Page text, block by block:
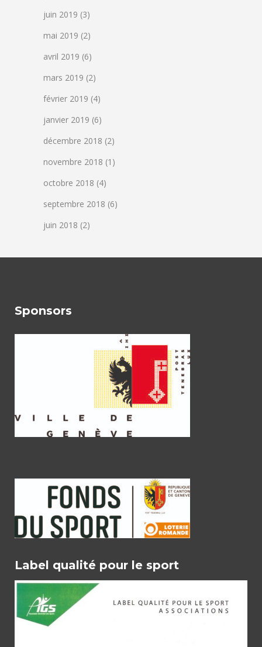
juin 2019 (3)
mai 2019 (2)
avril 2019 (6)
mars 2019 (2)
février 2019 (4)
janvier 2019 (6)
décembre 2018 (2)
novembre 2018 (1)
octobre 2018 (4)
septembre 2018 (6)
juin 2018 (2)
Sponsors
Label qualité pour le sport